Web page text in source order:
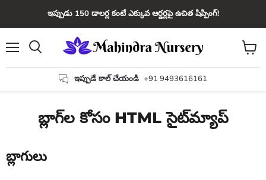
ఇప్పుడు 150 డాలర్ల కంటే ఎక్కువ ఆర్డర్లపై ఉచిత షిప్పింగ్!
ఇప్పుడే కాల్ చేయండి +91 9493616161
కార్ట్
బ్లాగ్‌ల కోసం HTML సైట్‌మ్యాప్
బ్లాగులు